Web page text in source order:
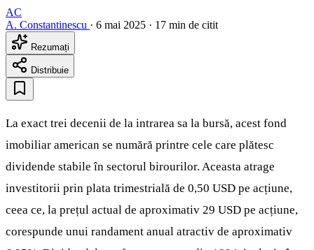
AC
A. Constantinescu · 6 mai 2025 · 17 min de citit
Rezumați
Distribuie
La exact trei decenii de la intrarea sa la bursă, acest fond
imobiliar american se numără printre cele care plătesc
dividende stabile în sectorul birourilor. Aceasta atrage
investitorii prin plata trimestrială de 0,50 USD pe acțiune,
ceea ce, la prețul actual de aproximativ 29 USD pe acțiune,
corespunde unui randament anual atractiv de aproximativ